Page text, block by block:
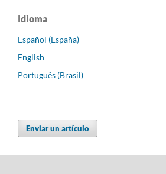
Idioma
Español (España)
English
Português (Brasil)
Enviar un artículo